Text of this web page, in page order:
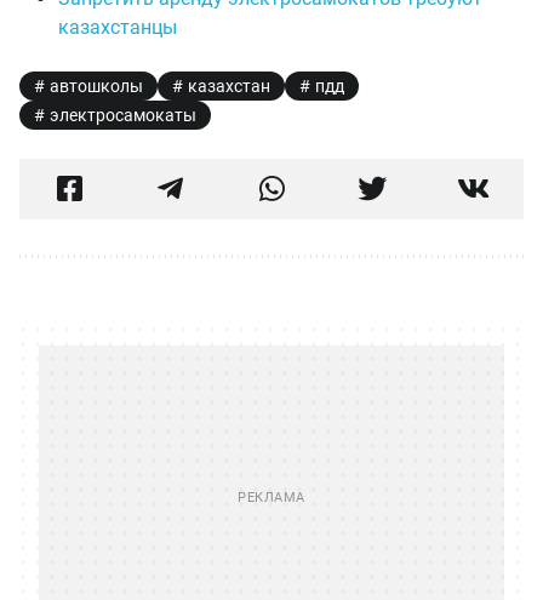
казахстанцы
автошколы казахстан
пдд
электросамокаты